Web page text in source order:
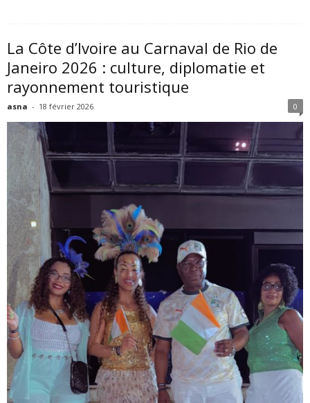
La Côte d’Ivoire au Carnaval de Rio de
Janeiro 2026 : culture, diplomatie et
rayonnement touristique
asna - 18 février 2026 0